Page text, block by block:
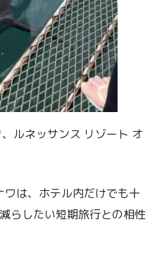
ルネッサンス リゾート オ
は、ホテル内だけでも十
らしたい短期旅行との相性